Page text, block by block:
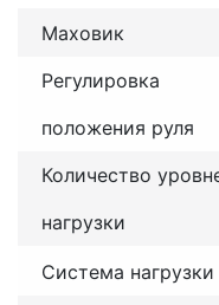
Маховик
Регулировка
положения руля
Количество
нагрузки
Система нагрузки